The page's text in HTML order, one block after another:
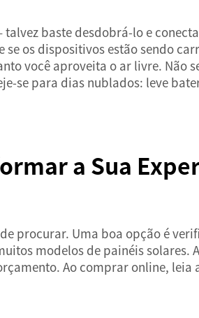
baste desdobrá-lo e
os dispositivos estão sendo
você aproveita o ar livre. Não
se para dias nublados: leve
a Sua
procurar. Uma boa opção é
modelos de painéis solares.
Ao comprar online, leia